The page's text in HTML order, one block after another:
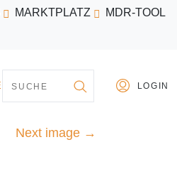
MARKTPLATZ MDR-TOOL
Next image →